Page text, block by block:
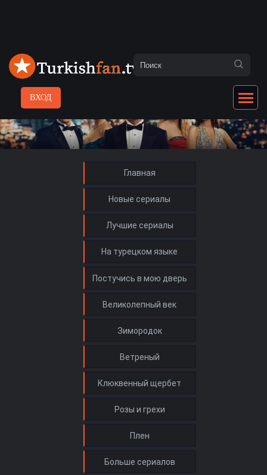
ВХОД
Главная
Новые сериалы
Лучшие сериалы
На турецком языке